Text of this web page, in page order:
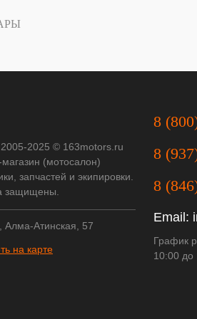
2025 © 163motors.ru
(мотосалон)
запчастей и экипировки.
защищены.
Алма-Атинская, 57
на карте
8
8
8
Email:
График
10:00 до